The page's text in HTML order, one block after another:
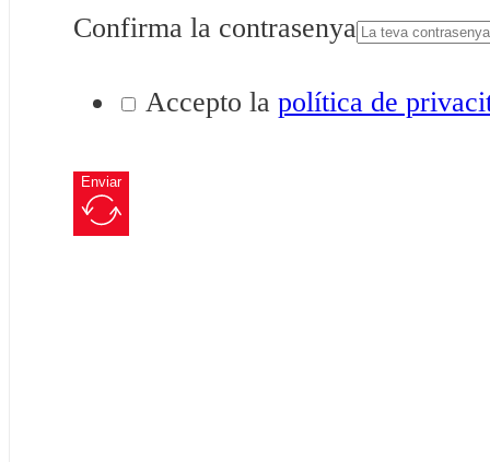
Confirma la contrasenya
Accepto la política de
Enviar